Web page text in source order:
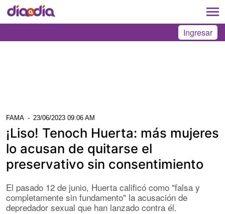
Ingresar
FAMA - 23/06/2023 09:06 AM
¡Liso! Tenoch Huerta: más mujeres
lo acusan de quitarse el
preservativo sin consentimiento
El pasado 12 de junio, Huerta calificó como "falsa y
completamente sin fundamento" la acusación de
depredador sexual que han lanzado contra él.